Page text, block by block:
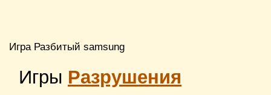
Игра Разбитый samsung
Игры Разрушения